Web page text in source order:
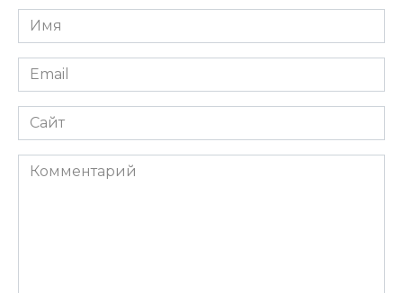
Имя
*
Email
*
Сайт
Комментарий